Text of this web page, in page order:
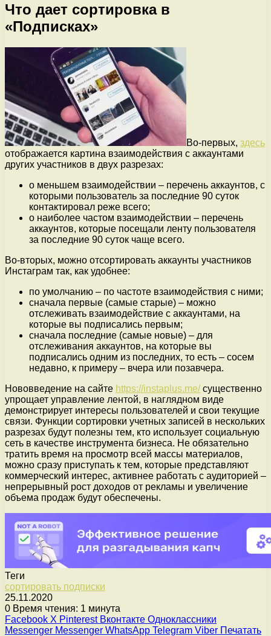
Что дает сортировка в
«Подписках»
Во-первых, здесь
отображается картина взаимодействия с аккаунтами
других участников в двух разрезах:
о меньшем взаимодействии – перечень аккаунтов, с
которыми пользователь за последние 90 суток
контактировал реже всего;
о наиболее частом взаимодействии – перечень
аккаунтов, которые посещали ленту пользователя
за последние 90 суток чаще всего.
Во-вторых, можно отсортировать аккаунты участников
Инстаграм так, как удобнее:
по умолчанию – по частоте взаимодействия с ними;
сначала первые (самые старые) – можно
отслеживать взаимодействие с аккаунтами, на
которые вы подписались первым;
сначала последние (самые новые) – для
отслеживания аккаунтов, на которые вы
подписались одним из последних, то есть – сосем
недавно, к примеру – вчера или позавчера.
Нововведение на сайте https://instaplus.me/существенно
упрощает управление лентой, в наглядном виде
демонстрирует интересы пользователей и свои текущие
связи. Функции сортировки учетных записей в нескольких
разрезах будут полезны тем, кто использует социальную
сеть в качестве инструмента бизнеса. Не обязательно
тратить время на просмотр всей массы материалов,
можно сразу приступать к тем, которые представляют
коммерческий интерес, активнее работать с аудиторией –
непрерывный рост доходов от рекламы и увеличение
объема продаж будут обеспечены.
Теги
сортировать подписки
25.11.2020
0 Время чтения: 1 минута
Facebook X Pinterest Вконтакте Одноклассники
Messenger Messenger WhatsApp Telegram Viber Печатать